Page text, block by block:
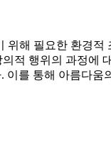
해 필요한 환경적
적 행위의 과정에
를 통해 아름다움